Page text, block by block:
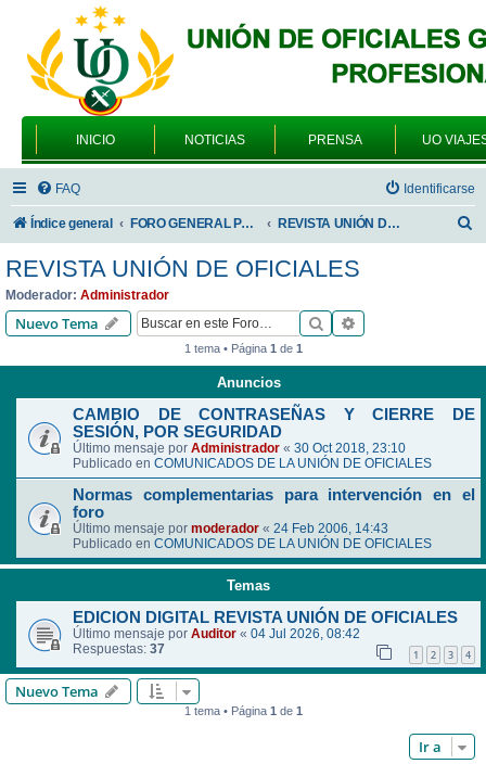
INICIO NOTICIAS PRENSA UO
FAQ Identificarse
Índice general FORO GENERAL PARA TODOS LOS USUARIOS REVISTA UNIÓN DE OFICIALES
r
REVISTA UNIÓN DE OFICIALES
Moderador: Administrador
Nuevo Tema Buscar
1 tema • Página 1de 1
Anuncios
CAMBIO DE CONTRASEÑAS Y CIERRE DE
SESIÓN, POR SEGURIDAD
Último mensaje por Administrador « 30 Oct 2018, 23:10
Publicado en COMUNICADOS DE LA UNIÓN DE OFICIALES
Normas complementarias para intervención en el
foro
Último mensaje por moderador « 24 Feb 2006, 14:43
Publicado en COMUNICADOS DE LA UNIÓN DE OFICIALES
Temas
EDICION DIGITAL REVISTA UNIÓN DE OFICIALES
Último mensaje por Auditor « 04 Jul 2026, 08:42
Respuestas: 37 1 2 3 4
Nuevo Tema
1 tema • Página 1 de 1
Ir a